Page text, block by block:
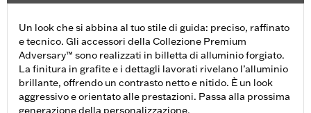
Un look che si abbina al tuo stile di guida: preciso, raffinato
e tecnico. Gli accessori della Collezione Premium
Adversary™ sono realizzati in billetta di alluminio forgiato.
La finitura in grafite e i dettagli lavorati rivelano l’alluminio
brillante, offrendo un contrasto netto e nitido. È un look
aggressivo e orientato alle prestazioni. Passa alla prossima
generazione della personalizzazione.